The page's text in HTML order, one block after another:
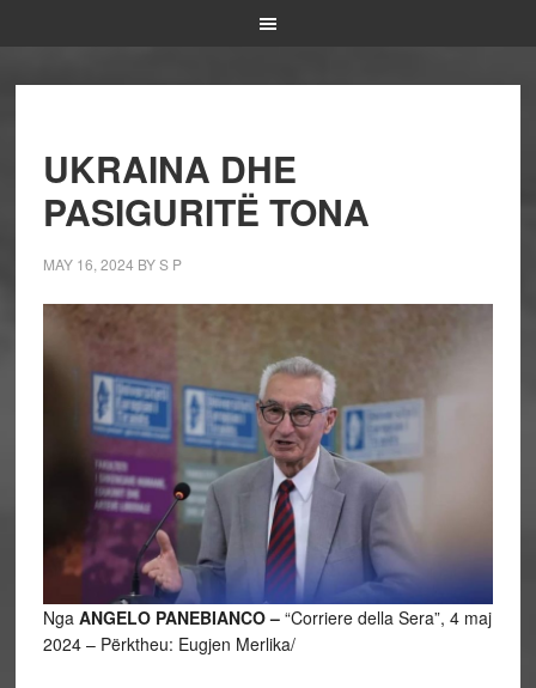
UKRAINA DHE
PASIGURITË TONA
MAY 16, 2024 BYS P
Nga ANGELO PANEBIANCO – “Corriere della Sera”, 4 maj
2024 – Përktheu: Eugjen Merlika/